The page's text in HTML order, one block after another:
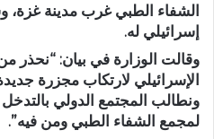
الشفاء الطبي غرب مدينة غزة،
إسرائيلي له.
وقالت الوزارة في بيان: “نحذر
الإسرائيلي لارتكاب مجزرة
ونطالب المجتمع الدولي بالتدخل
لمجمع الشفاء الطبي ومن فيه”.